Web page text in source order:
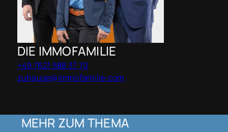
DIE IMMOFAMILIE
+49 7621 588 37 70
zuhause@immofamilie.com
MEHR ZUM THEMA